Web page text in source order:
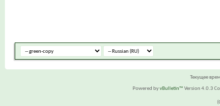
Текущее
Powered byvBulletin™ Version 4.0.3